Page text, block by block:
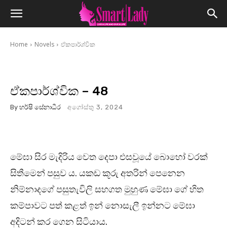
Home Novels ඒකපාර්ශ්වික
ඒකපාර්ශ්වික – 48
By හර්ෂි සේනාධීර අගෝස්තු 3, 2024
මේඝා සිර මැදිරිය වෙත දෙපා එසවූයේ බොහෝ වරක්
සිතීමෙන් පසුව ය. යකඩ කූරු අතරින් පෙනෙන
නිම්නාදගේ පසුතැවිලි සහගත මුහුණ මේඝා ගේ හිත
කම්පාවට පත් කළත් ඉන් නොසැලී ඉන්නට මේඝා
අදිටන් කර ගෙන සිටියාය.